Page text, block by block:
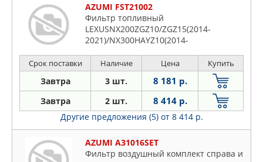
AZUMI FST21002
Фильтр топливный
LEXUSNX200ZGZ10/ZGZ15(2014-
2021)/NX300HAYZ10(2014-
2015)/TOYOTAHarrierZSU65W/AVU65W/
2020)/RAV
Срок поставки Наличие Цена Купить
Завтра 3 шт. 8 181 р.
Завтра 2 шт. 8 414 р.
Другие предложения (5) от 8 414 р.
AZUMI A31016SET
Фильтр воздушный комплект справа и